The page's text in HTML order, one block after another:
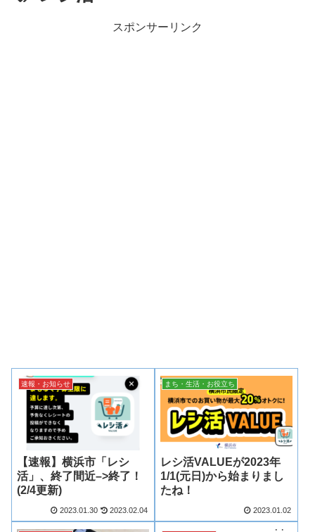
スポンサーリンク
速報・お知らせ
【速報】横浜市「レシ
活」、終了間近–>終了！
(2/4更新)
2023.01.30 2023.02.04
まち・生活・お役立ち
レシ活VALUEが2023年
1/1(元日)から始まりまし
たね！
2023.01.02